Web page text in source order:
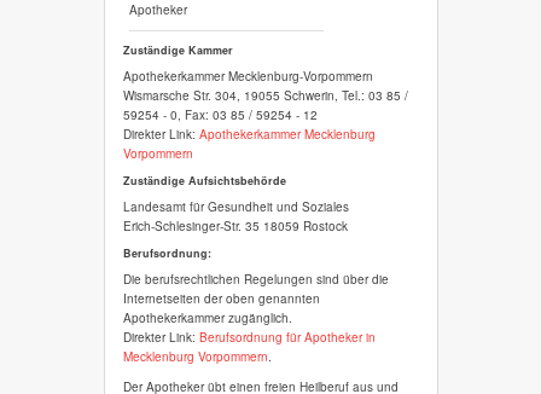
Apotheker
Zuständige Kammer
Apothekerkammer Mecklenburg-Vorpommern
Wismarsche Str. 304, 19055 Schwerin, Tel.: 03 85 /
59254 - 0, Fax: 03 85 / 59254 - 12
Direkter Link: Apothekerkammer Mecklenburg
Vorpommern
Zuständige Aufsichtsbehörde
Landesamt für Gesundheit und Soziales
Erich-Schlesinger-Str. 35 18059 Rostock
Berufsordnung:
Die berufsrechtlichen Regelungen sind über die
Internetseiten der oben genannten
Apothekerkammer zugänglich.
Direkter Link: Berufsordnung für Apotheker in
Mecklenburg Vorpommern.
Der Apotheker übt einen freien Heilberuf aus und